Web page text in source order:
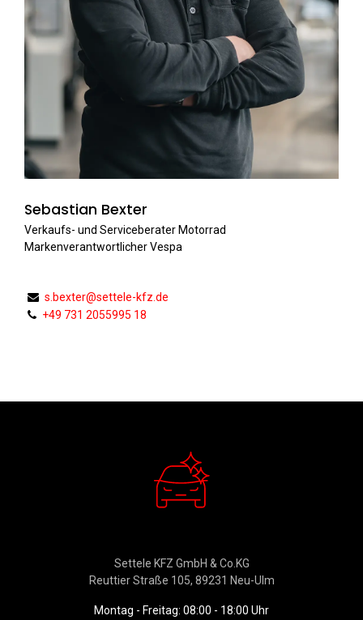
Sebastian Bexter
Verkaufs- und Serviceberater Motorrad
Markenverantwortlicher Vespa
s.bexter@settele-kfz.de
+49 731 2055995 18
Settele KFZ GmbH & Co.KG
Reuttier Straße 105, 89231 Neu-Ulm
Montag - Freitag: 08:00 - 18:00 Uhr